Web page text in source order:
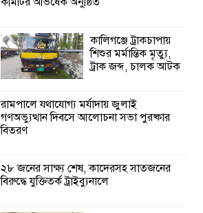
কালিগঞ্জে ট্রাকচাপায়
শিশুর মর্মান্তিক মৃত্যু,
ট্রাক জব্দ, চালক আটক
রামপালে যথাযোগ্য মর্যাদায় জুলাই
গণঅভ্যুত্থান দিবসে আলোচনা সভা পুরষ্কার
বিতরণ
২৮ জনের সাক্ষ্য শেষ, কাদেরসহ সাতজনের
বিরুদ্ধে যুক্তিতর্ক ট্রাইব্যুনালে